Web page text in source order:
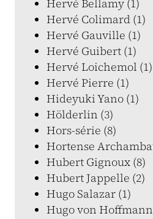
Hervé Bellamy (1)
Hervé Colimard (1)
Hervé Gauville (1)
Hervé Guibert (1)
Hervé Loichemol (1)
Hervé Pierre (1)
Hideyuki Yano (1)
Hölderlin (3)
Hors-série (8)
Hortense
Hubert Gignoux (8)
Hubert Jappelle (2)
Hugo Salazar (1)
Hugo von